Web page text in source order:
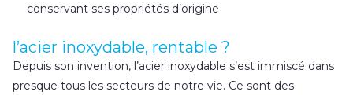
conservant ses propriétés d’origine
l’acier inoxydable, rentable ?
Depuis son invention, l’acier inoxydable s’est immiscé dans
presque tous les secteurs de notre vie. Ce sont des